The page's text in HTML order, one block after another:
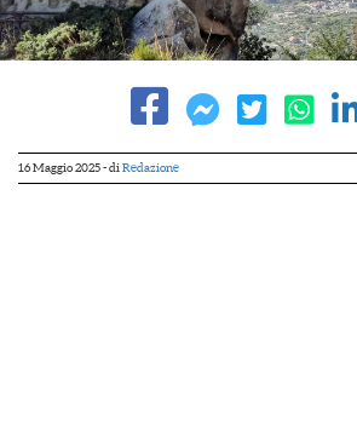
16 Maggio 2025- di Redazione